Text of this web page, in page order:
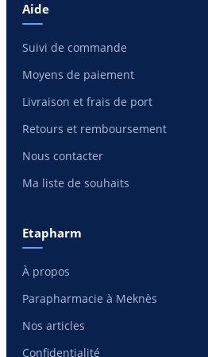
Aide
Suivi de commande
Moyens de paiement
Livraison et frais de port
Retours et remboursement
Nous contacter
Ma liste de souhaits
Etapharm
À propos
Parapharmacie à Meknès
Nos articles
Confidentialité